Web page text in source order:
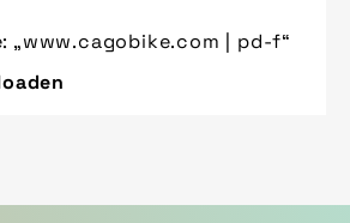
„www.cagobike.com | pd-f“